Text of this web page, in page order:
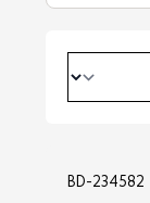
BD-234582